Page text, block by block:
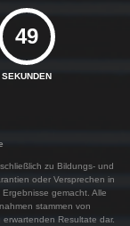
48
SEKUNDEN
zu Bildungs- und
oder Versprechen in
gemacht. Alle
stammen von
Resultate dar.